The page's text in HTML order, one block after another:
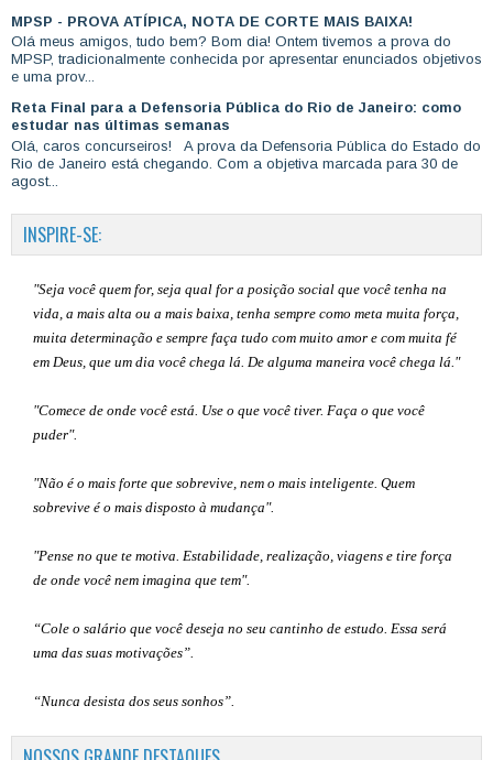
MPSP - PROVA ATÍPICA, NOTA DE CORTE MAIS BAIXA!
Olá meus amigos, tudo bem? Bom dia! Ontem tivemos a prova do
MPSP, tradicionalmente conhecida por apresentar enunciados objetivos
e uma prov...
Reta Final para a Defensoria Pública do Rio de Janeiro: como
estudar nas últimas semanas
Olá, caros concurseiros! A prova da Defensoria Pública do Estado do
Rio de Janeiro está chegando. Com a objetiva marcada para 30 de
agost...
INSPIRE-SE:
"Seja você quem for, seja qual for a posição social que você tenha na
vida, a mais alta ou a mais baixa, tenha sempre como meta muita força,
muita determinação e sempre faça tudo com muito amor e com muita fé
em Deus, que um dia você chega lá. De alguma maneira você chega lá."
"Comece de onde você está. Use o que você tiver. Faça o que você
puder".
"Não é o mais forte que sobrevive, nem o mais inteligente. Quem
sobrevive é o mais disposto à mudança".
"Pense no que te motiva. Estabilidade, realização, viagens e tire força
de onde você nem imagina que tem".
“Cole o salário que você deseja no seu cantinho de estudo. Essa será
uma das suas motivações”
“Nunca desista dos seus sonhos”.